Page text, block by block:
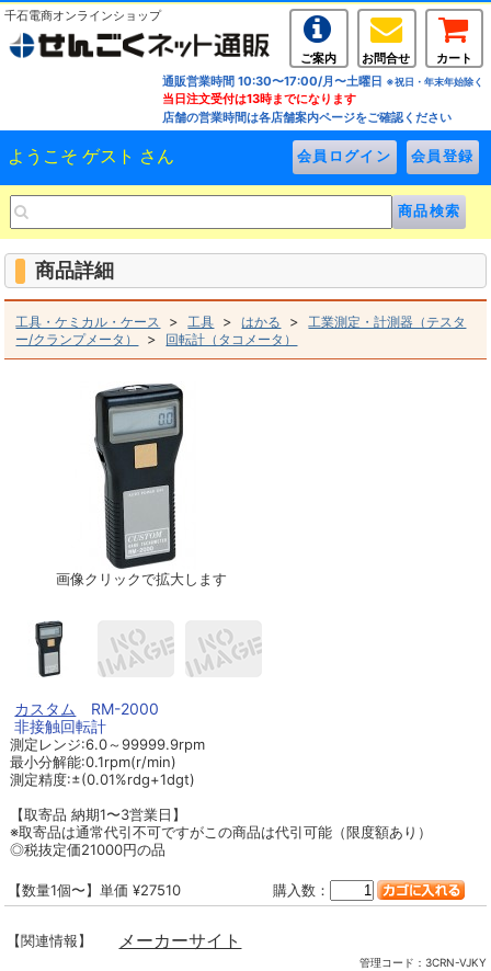
千石電商オンラインショップ
ご案内 お問合せ
カート
通販営業時間 10:30〜17:00/月〜土曜日 ※祝日・年末年始除く
当日注文受付は13時までになります
店舗の営業時間は各店舗案内ページをご確認ください
ようこそ ゲスト さん
商品詳細
工具・ケミカル・ケース > 工具 >はかる > 工業測定・計測器（テスタ
ー/クランプメータ）
> 回転計（タコメータ）
画像クリックで拡大します
カスタム
RM-2000
非接触回転計
測定レンジ:6.0～99999.9rpm
最小分解能:0.1rpm(r/min)
測定精度:±(0.01%rdg+1dgt)
【取寄品 納期1〜3営業日】
※取寄品は通常代引不可ですがこの商品は代引可能（限度額あり）
◎税抜定価21000円の品
【数量1個〜】単価 ¥27510 購入数：
【関連情報】 メーカーサイト
管理コード： 3CRN-VJKY